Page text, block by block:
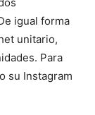
igual forma
unitario,
Para
o su Instagram